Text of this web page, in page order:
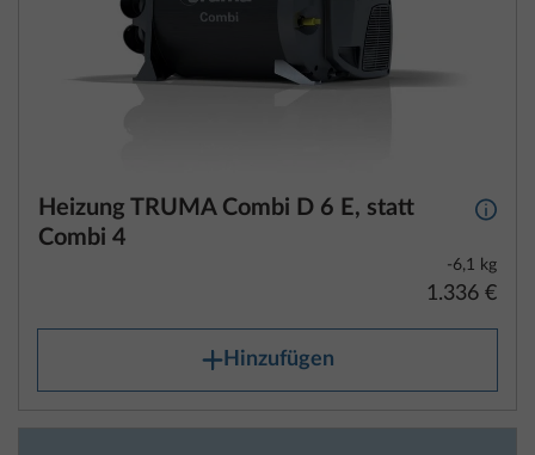
Heizung TRUMA Combi D 6 E, statt
Combi 4
Mehr
-6,1 kg
1.336 €
Hinzufügen